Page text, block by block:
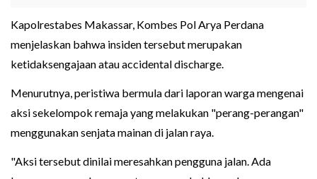
Kapolrestabes Makassar, Kombes Pol Arya Perdana
menjelaskan bahwa insiden tersebut merupakan
ketidaksengajaan atau accidental discharge.
Menurutnya, peristiwa bermula dari laporan warga mengenai
aksi sekelompok remaja yang melakukan "perang-perangan"
menggunakan senjata mainan di jalan raya.
"Aksi tersebut dinilai meresahkan pengguna jalan. Ada